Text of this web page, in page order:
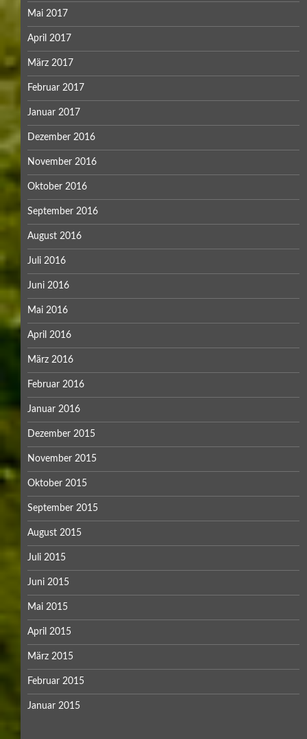
Mai 2017
April 2017
März 2017
Februar 2017
Januar 2017
Dezember 2016
November 2016
Oktober 2016
September 2016
August 2016
Juli 2016
Juni 2016
Mai 2016
April 2016
März 2016
Februar 2016
Januar 2016
Dezember 2015
November 2015
Oktober 2015
September 2015
August 2015
Juli 2015
Juni 2015
Mai 2015
April 2015
März 2015
Februar 2015
Januar 2015